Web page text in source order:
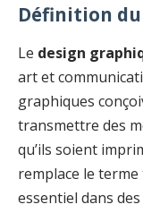
Définition
Le design
art et
graphiques
transmettre des
qu’ils soient
remplace le
essentiel dans